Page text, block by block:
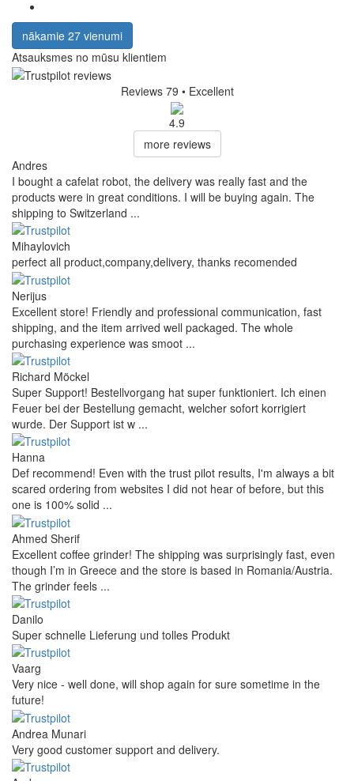
nākamie 27 vienumi
Atsauksmes no mūsu klientiem
Reviews 79 • Excellent
4.9
more reviews
Andres
I bought a cafelat robot, the delivery was really fast and the
products were in great conditions. I will be buying again. The
shipping to Switzerland ...
Mihaylovich
perfect all product,company,delivery, thanks recomended
Nerijus
Excellent store! Friendly and professional communication, fast
shipping, and the item arrived well packaged. The whole
purchasing experience was smoot ...
Richard Möckel
Super Support! Bestellvorgang hat super funktioniert. Ich einen
Feuer bei der Bestellung gemacht, welcher sofort korrigiert
wurde. Der Support ist w ...
Hanna
Def recommend! Even with the trust pilot results, I'm always a bit
scared ordering from websites I did not hear of before, but this
one is 100% solid ...
Ahmed Sherif
Excellent coffee grinder! The shipping was surprisingly fast, even
though I’m in Greece and the store is based in Romania/Austria.
The grinder feels ...
Danilo
Super schnelle Lieferung und tolles Produkt
Vaarg
Very nice - well done, will shop again for sure sometime in the
future!
Andrea Munari
Very good customer support and delivery.